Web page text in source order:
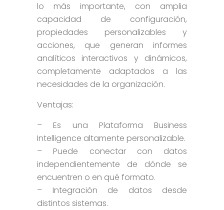
lo más importante, con amplia
capacidad de configuración,
propiedades personalizables y
acciones, que generan informes
analíticos interactivos y dinámicos,
completamente adaptados a las
necesidades de la organización.
Ventajas:
– Es una Plataforma Business
Intelligence altamente personalizable.
– Puede conectar con datos
independientemente de dónde se
encuentren o en qué formato.
– Integración de datos desde
distintos sistemas.